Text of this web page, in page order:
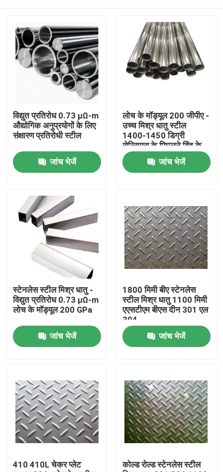
हमारे बारे में
विडियो
स्टेनलेस स्टील मिश्र धातु
स्टेनलेस स्टील का तार पट्टी
एसएस सजावटी प्रोफ़ाइल
स्टेनलेस स्टील रॉड बार
विद्युत प्रतिरोध 0.73 μΩ-m
औद्योगिक अनुप्रयोगों के लिए
संक्षारण प्रतिरोधी स्टील
जांच भेजें
लोच के मॉड्यूल 200 जीपीए -
उच्च मिश्र धातु स्टील
1400-1450 डिग्री
सेल्सियस के पिघलने बिंदु के
साथ
जांच भेजें
स्टेनलेस स्टील मिश्र धातु -
विद्युत प्रतिरोध 0.73 μΩ-m
लोच के मॉड्यूल 200 GPa
जांच भेजें
1800 मिमी बीए स्टेनलेस
स्टील मिश्र धातु 1100 मिमी
एएसटीएम बीएस दीन 301 एल
304
जांच भेजें
410 410L चेकर प्लेट
कोल्ड रोल्ड स्टेनलेस स्टील